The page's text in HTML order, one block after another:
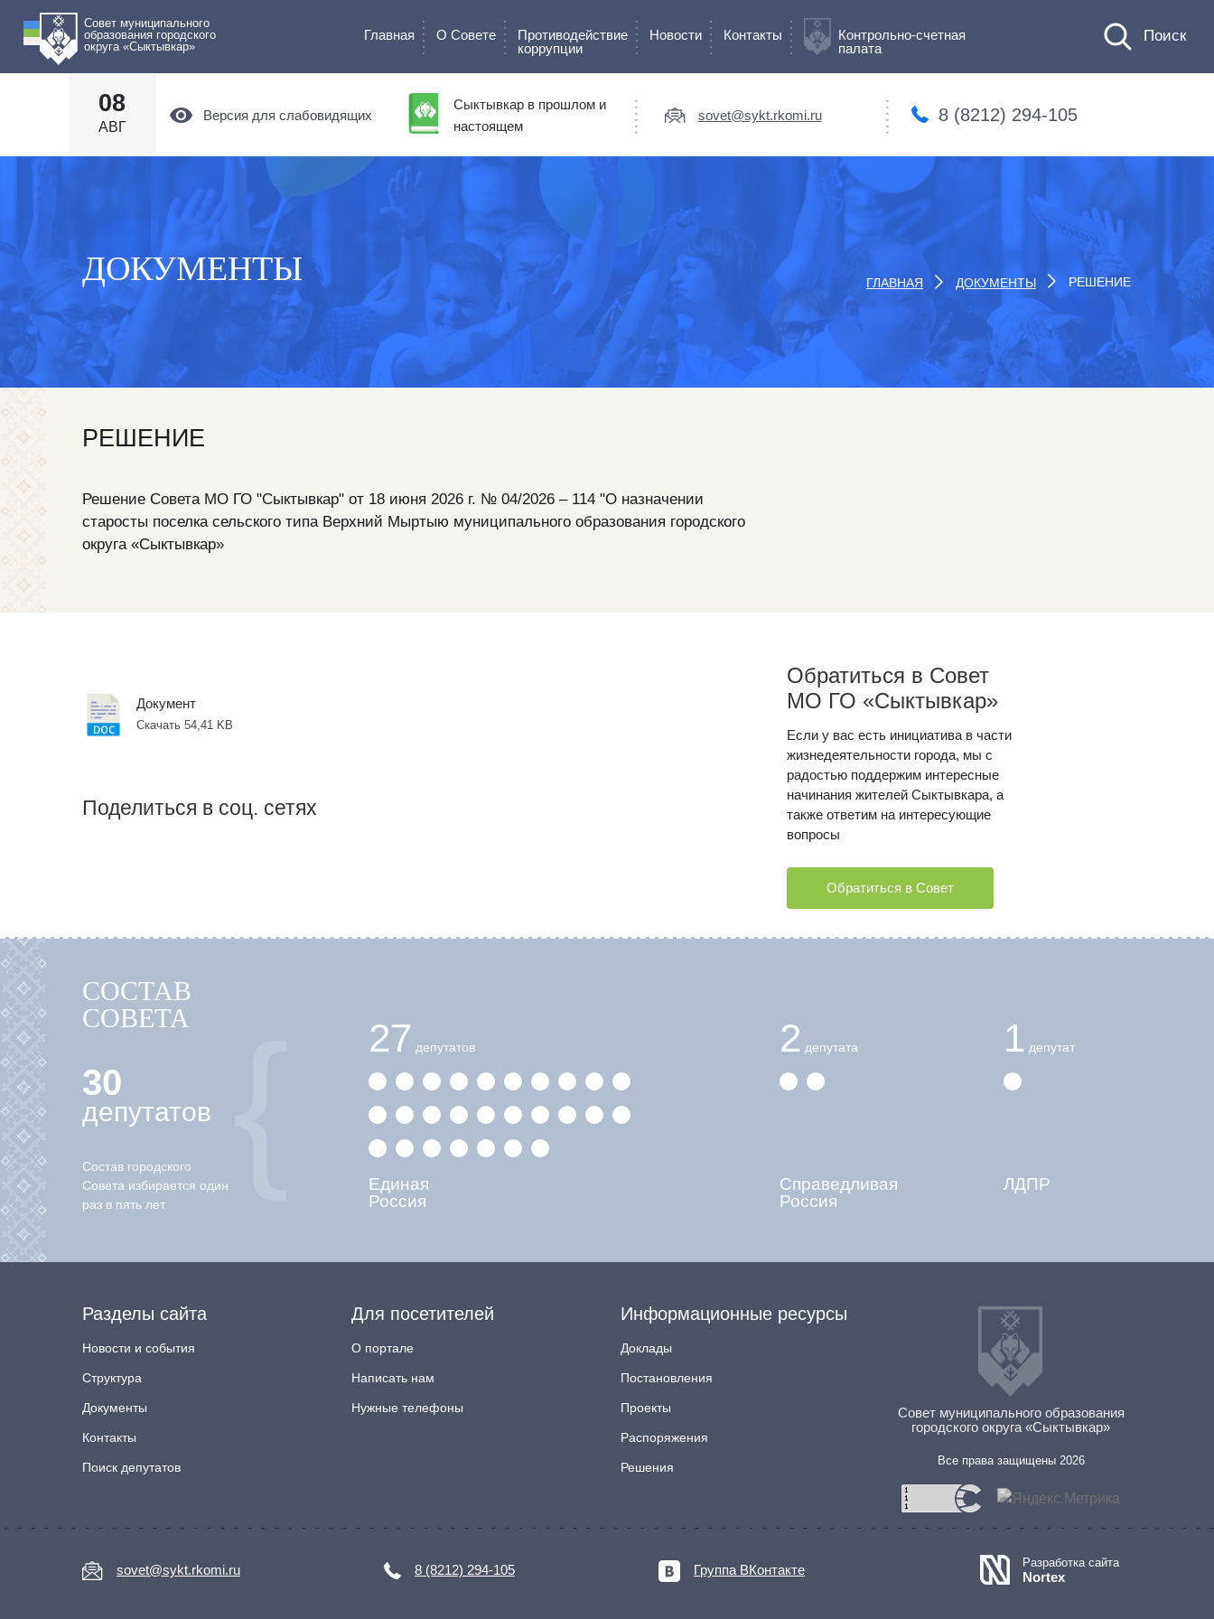
Совет муниципального
образования городского
округа «Сыктывкар»
Главная О Cовете
Противодействие
коррупции
Новости Контакты
Контрольно-счетная
палата
08
АВГ
Версия для слабовидящих
Сыктывкар в прошлом и
настоящем
sovet@sykt.rkomi.ru 8 (8212) 294-105
ДОКУМЕНТЫ ГЛАВНАЯ ДОКУМЕНТЫ РЕШЕНИЕ
РЕШЕНИЕ
Решение Совета МО ГО "Сыктывкар" от 18 июня 2026 г. № 04/2026 – 114 "О назначении
старосты поселка сельского типа Верхний Мыртыю муниципального образования городского
округа «Сыктывкар»
Документ
Скачать 54,41 KB
Поделиться в соц. сетях
Обратиться в Совет
МО ГО «Сыктывкар»
Если у вас есть инициатива в части
жизнедеятельности города, мы с
радостью поддержим интересные
начинания жителей Сыктывкара, а
также ответим на интересующие
вопросы
Обратиться в Совет
СОСТАВ
СОВЕТА
30
депутатов
Состав городского
Совета избирается один
раз в пять лет
27 депутатов
Единая
Россия
2 депутата
Справедливая
Россия
1 депутат
ЛДПР
Разделы сайта
Новости и события
Структура
Документы
Контакты
Поиск депутатов
Для посетителей
О портале
Написать нам
Нужные телефоны
Информационные ресурсы
Доклады
Постановления
Проекты
Распоряжения
Решения
Совет муниципального образования
городского округа «Сыктывкар»
Все права защищены 2026
sovet@sykt.rkomi.ru 8 (8212) 294-105 Группа ВКонтакте Разработка сайта
Nortex